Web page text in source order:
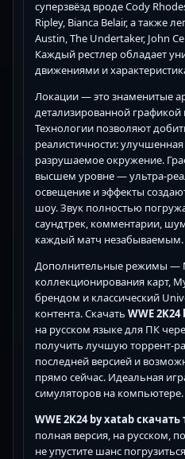
суперзвёзд вроде Cody
Ripley, Bianca Belair, а также
Austin, The Undertaker, John
Каждый рестлер обладает
движениями и
Локации — это знаменитые
детализированной
Технологии позволяют
реалистичности:
разрушаемое окружение.
высшем уровне — ультра-
освещение и эффекты
шоу. Звук полностью
саундтрек, комментарии,
каждый матч незабываемым.
Дополнительные режимы —
коллекционирования карт,
брендом и классический
контента. Скачать WWE
на русском языке для ПК
получить лучшую торрент-
последней версией и
прямо сейчас. Идеальная
симуляторов на компьютере.
WWE 2K24 by xatab скачать
полная версия, на русском,
не упустите шанс